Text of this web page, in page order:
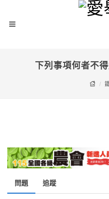
下列事項何者不
問題 追蹤